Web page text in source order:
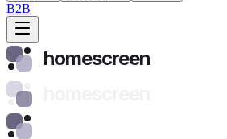
B2B
homescreen